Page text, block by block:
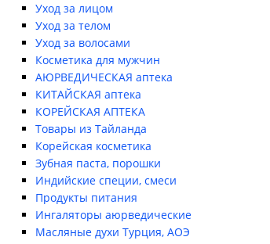
Уход за лицом
Уход за телом
Уход за волосами
Косметика для мужчин
АЮРВЕДИЧЕСКАЯ аптека
КИТАЙСКАЯ аптека
КОРЕЙСКАЯ АПТЕКА
Товары из Тайланда
Корейская косметика
Зубная паста, порошки
Индийские специи, смеси
Продукты питания
Ингаляторы аюрведические
Масляные духи Турция, АОЭ